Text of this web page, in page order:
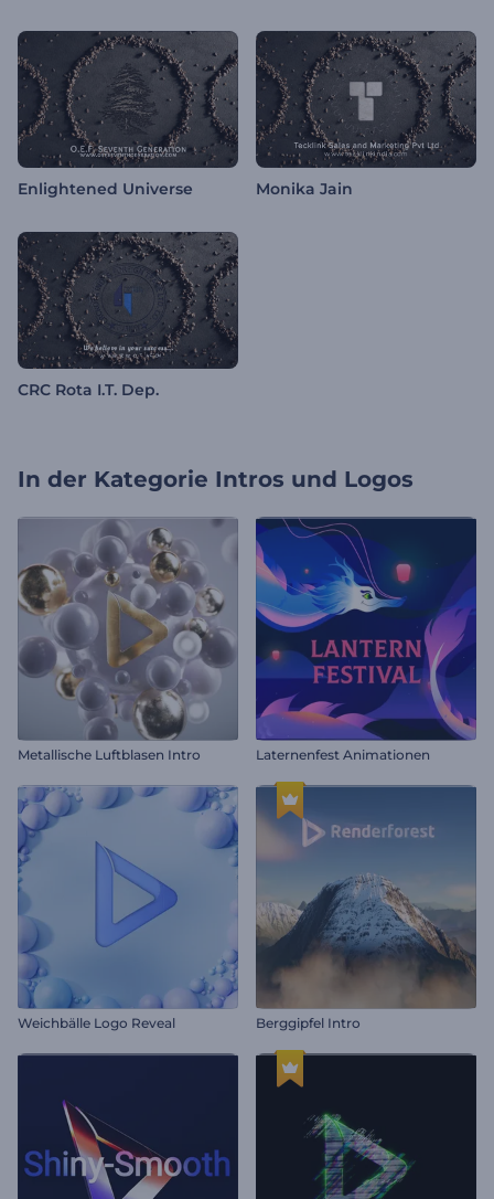
Enlightened Universe Monika Jain
CRC Rota I.T. Dep.
In der Kategorie Intros und Logos
Metallische Luftblasen Intro Laternenfest Animationen
Weichbälle Logo Reveal Berggipfel Intro